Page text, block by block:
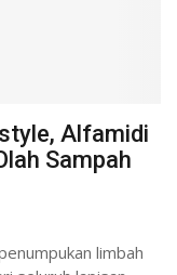
Alfamidi
Sampah
limbah